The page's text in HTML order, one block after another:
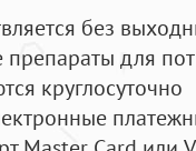
без
препараты для
круглосуточно